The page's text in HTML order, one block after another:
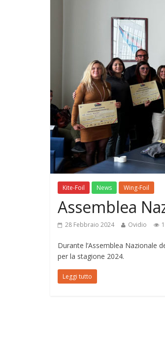
Kite-Foil News Wing-Foil
Assemblea
28 Febbraio 2024 Ovidio
Durante l’Assemblea Nazionale
per la stagione 2024.
Leggi tutto